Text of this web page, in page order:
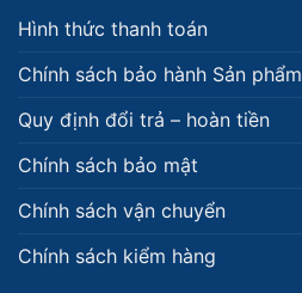
Hình thức thanh toán
Chính sách bảo hành Sản phẩm
Quy định đổi trả – hoàn tiền
Chính sách bảo mật
Chính sách vận chuyển
Chính sách kiểm hàng